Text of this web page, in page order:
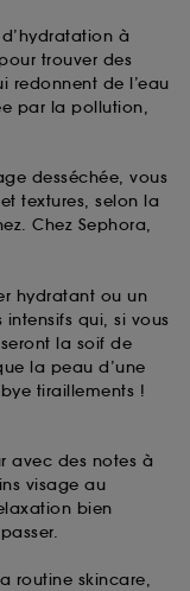
à
trouver des
redonnent de l’eau
par la pollution,
desséchée, vous
textures, selon la
Chez Sephora,
hydratant ou un
qui, si vous
la soif de
la peau d’une
tiraillements !
avec des notes à
visage au
bien
routine skincare,